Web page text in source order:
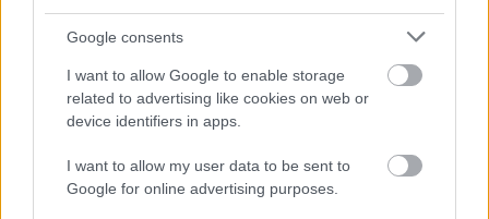
Google consents
I want to allow Google to enable storage
related to advertising like cookies on web or
device identifiers in apps.
I want to allow my user data to be sent to
Google for online advertising purposes.
Garancsi teherautói lepték el
Pestszentimrét!
Foggal körömmel védi a kamupártokat a